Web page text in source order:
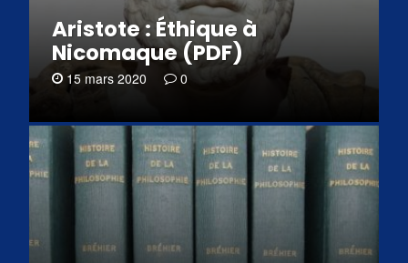
Aristote : Éthique à
Nicomaque (PDF)
15 mars 2020 0